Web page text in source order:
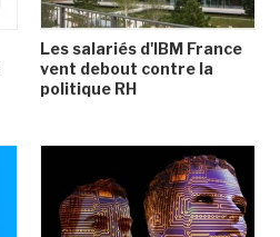
Les salariés d'IBM France
vent debout contre la
politique RH